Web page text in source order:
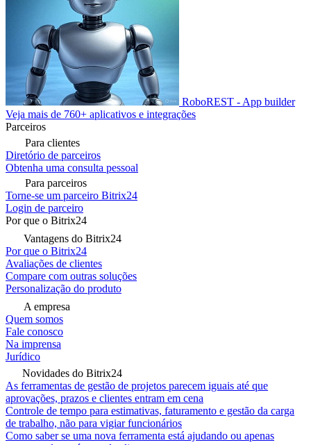
RoboREST - App builder
Veja mais de 760+ aplicativos e integrações
Parceiros
Para clientes
Diretório de parceiros
Obtenha uma consulta pessoal
Para parceiros
Torne-se um parceiro Bitrix24
Login de parceiro
Por que o Bitrix24
Vantagens do Bitrix24
Por que o Bitrix24
Avaliações de clientes
Compare com outras soluções
Personalização do produto
A empresa
Quem somos
Fale conosco
Na imprensa
Jurídico
Novidades do Bitrix24
As ferramentas de gestão de projetos parecem iguais até que
aprovações, prazos e clientes entram em cena
Controle de tempo para estimativas, faturamento e gestão da carga
de trabalho, não para vigiar funcionários
Como saber se uma nova ferramenta está ajudando ou apenas